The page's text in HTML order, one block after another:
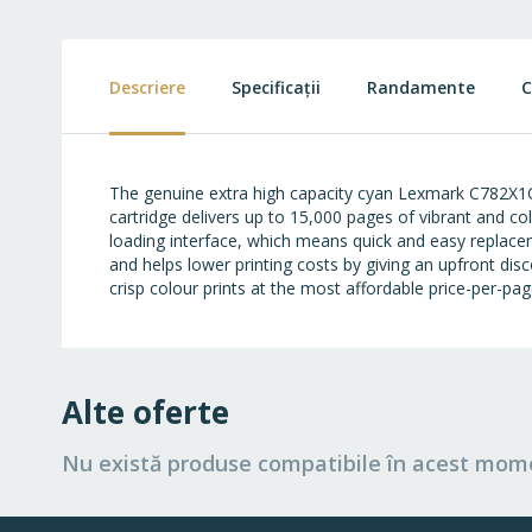
images
Descriere
The genuine extra high capacity cyan Lexmark
cartridge delivers up to 15,000 pages of vibrant and
loading interface, which means quick and easy
and helps lower printing costs by giving an upfront
crisp colour prints at the most affordable price-per-
Specificații Randamente
Alte oferte
Nu există produse compatibile în acest